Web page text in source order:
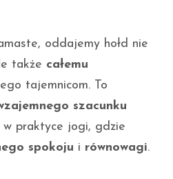
oddajemy hołd nie
także całemu
tajemnicom. To
szacunku
w praktyce jogi, gdzie
spokoju i równowagi.